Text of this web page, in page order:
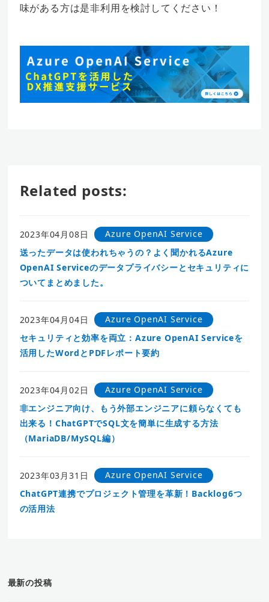
味がある方は是非利用を検討してください！
Related posts:
2023年04月08日
Azure OpenAI Service
送ったデータは使われちゃうの？よく聞かれるAzure
OpenAI Serviceのデータプライバシーとセキュリティに
ついてまとめました。
2023年04月04日
Azure OpenAI Service
セキュリティと効率を両立：Azure OpenAI Serviceを
活用したWordとPDFレポート要約
2023年04月02日
Azure OpenAI Service
非エンジニア向け、もう外部エンジニアに頼らなくても
出来る！ChatGPTでSQL文を簡単に生成する方法
（MariaDB/MySQL編）
2023年03月31日
Azure OpenAI Service
ChatGPT連携でプロジェクト管理を革新！Backlog6つ
の活用法
最新の投稿